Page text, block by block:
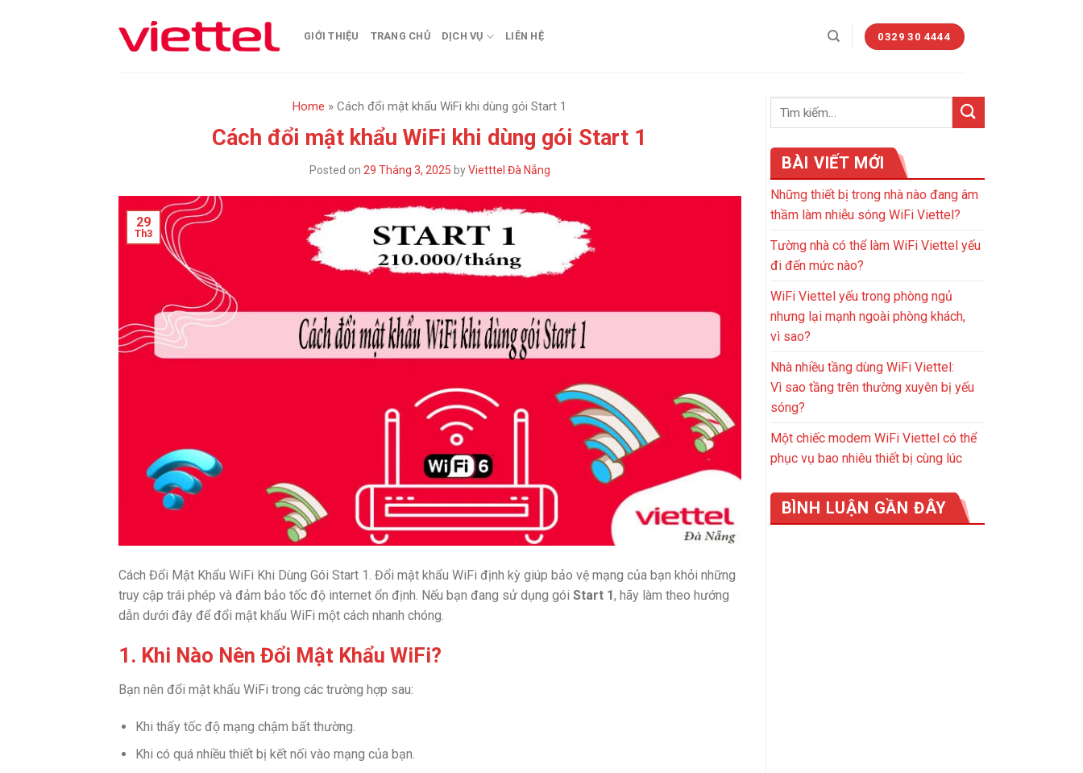
GIỚI THIỆU TRANG CHỦ DỊCH VỤ LIÊN HỆ 0329 30 4444
Home »Cách đổi mật khẩu WiFi khi dùng gói Start 1
Cách đổi mật khẩu WiFi khi dùng gói Start 1
Posted on 29 Tháng 3, 2025 byVietttel Đà Nẵng
29
Th3
Cách Đổi Mật Khẩu WiFi Khi Dùng Gói Start 1. Đổi mật khẩu WiFi định kỳ giúp bảo vệ mạng của bạn khỏi những
truy cập trái phép và đảm bảo tốc độ internet ổn định. Nếu bạn đang sử dụng gói Start 1, hãy làm theo hướng
dẫn dưới đây để đổi mật khẩu WiFi một cách nhanh chóng.
1. Khi Nào Nên Đổi Mật Khẩu WiFi?
Bạn nên đổi mật khẩu WiFi trong các trường hợp sau:
Khi thấy tốc độ mạng chậm bất thường.
Khi có quá nhiều thiết bị kết nối vào mạng của bạn.
BÀI VIẾT MỚI
Những thiết bị trong nhà nào đang âm
thầm làm nhiễu sóng WiFi Viettel?
Tường nhà có thể làm WiFi Viettel yếu
đi đến mức nào?
WiFi Viettel yếu trong phòng ngủ
nhưng lại mạnh ngoài phòng khách,
vì sao?
Nhà nhiều tầng dùng WiFi Viettel:
Vì sao tầng trên thường xuyên bị yếu
sóng?
Một chiếc modem WiFi Viettel có thể
phục vụ bao nhiêu thiết bị cùng lúc
BÌNH LUẬN GẦN ĐÂY